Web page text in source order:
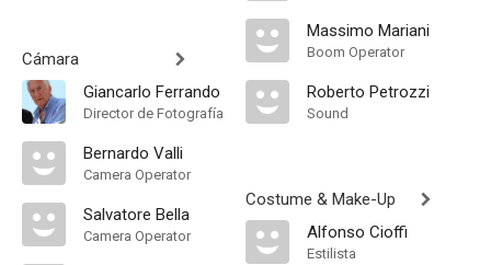
Cámara
Giancarlo Ferrando
Director de Fotografía
Bernardo Valli
Camera Operator
Salvatore Bella
Camera Operator
Massimo Mariani
Boom Operator
Roberto Petrozzi
Sound
Costume & Make-Up
Alfonso Cioffi
Estilista